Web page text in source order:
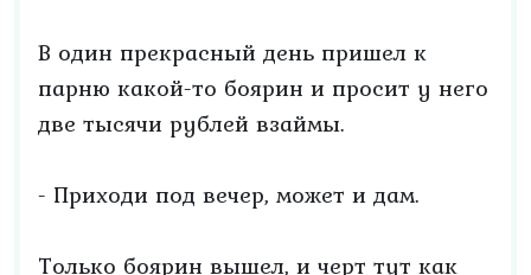
В один прекрасный день пришел к
парню какой-то боярин и просит у него
две тысячи рублей взаймы.
- Приходи под вечер, может и дам.
Только боярин вышел, и черт тут как